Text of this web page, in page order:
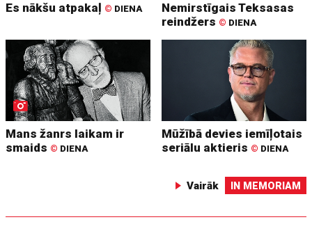
Es nākšu atpakaļ © DIENA
Nemirstīgais Teksasas
reindžers © DIENA
Mans žanrs laikam ir
smaids © DIENA
Mūžībā devies iemīļotais
seriālu aktieris © DIENA
Vairāk IN MEMORIAM